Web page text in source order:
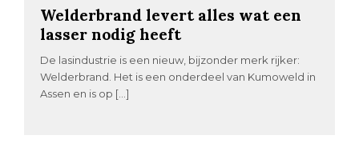
Welderbrand levert alles wat een
lasser nodig heeft
De lasindustrie is een nieuw, bijzonder merk rijker:
Welderbrand. Het is een onderdeel van Kumoweld in
Assen en is op […]